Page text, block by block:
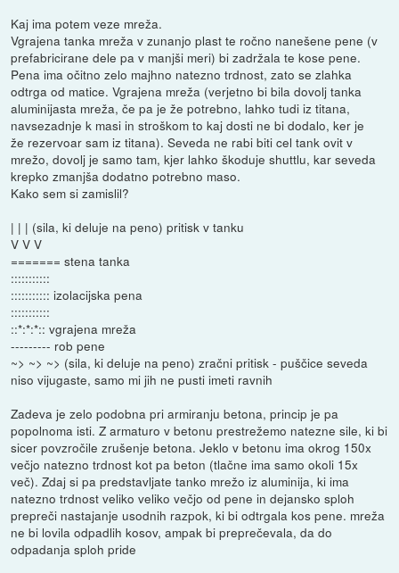
Kaj ima potem veze mreža.
Vgrajena tanka mreža v zunanjo plast te ročno nanešene pene (v
prefabricirane dele pa v manjši meri) bi zadržala te kose pene.
Pena ima očitno zelo majhno natezno trdnost, zato se zlahka
odtrga od matice. Vgrajena mreža (verjetno bi bila dovolj tanka
aluminijasta mreža, če pa je že potrebno, lahko tudi iz titana,
navsezadnje k masi in stroškom to kaj dosti ne bi dodalo, ker je
že rezervoar sam iz titana). Seveda ne rabi biti cel tank ovit v
mrežo, dovolj je samo tam, kjer lahko škoduje shuttlu, kar seveda
krepko zmanjša dodatno potrebno maso.
Kako sem si zamislil?
| | | (sila, ki deluje na peno) pritisk v tanku
V V V
======= stena tanka
:::::::::::
::::::::::: izolacijska pena
:::::::::::
::*:*:*:: vgrajena mreža
--------- rob pene
~> ~> ~> (sila, ki deluje na peno) zračni pritisk - puščice seveda
niso vijugaste, samo mi jih ne pusti imeti ravnih
Zadeva je zelo podobna pri armiranju betona, princip je pa
popolnoma isti. Z armaturo v betonu prestrežemo natezne sile, ki bi
sicer povzročile zrušenje betona. Jeklo v betonu ima okrog 150x
večjo natezno trdnost kot pa beton (tlačne ima samo okoli 15x
več). Zdaj si pa predstavljate tanko mrežo iz aluminija, ki ima
natezno trdnost veliko veliko večjo od pene in dejansko sploh
prepreči nastajanje usodnih razpok, ki bi odtrgala kos pene. mreža
ne bi lovila odpadlih kosov, ampak bi preprečevala, da do
odpadanja sploh pride